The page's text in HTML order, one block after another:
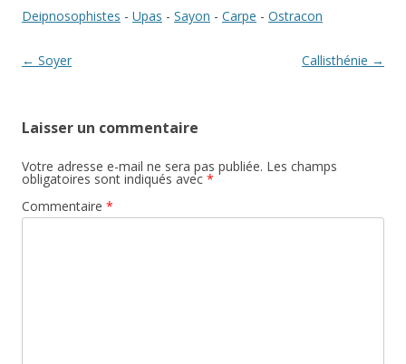
Deipnosophistes - Upas - Sayon - Carpe - Ostracon
Navigation des articles
← Soyer Callisthénie →
Laisser un commentaire
Votre adresse e-mail ne sera pas publiée. Les champs
obligatoires sont indiqués avec *
Commentaire *